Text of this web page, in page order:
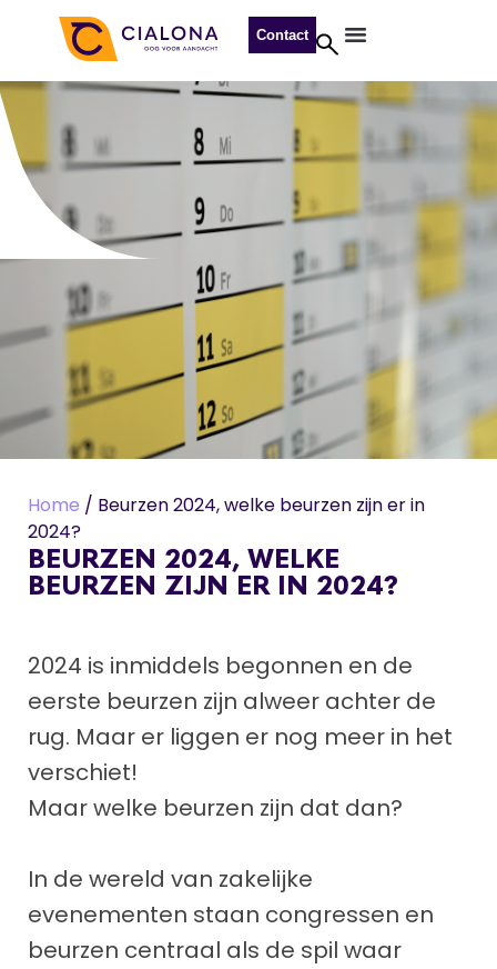
Contact
Home / Beurzen 2024, welke beurzen zijn er in
2024?
BEURZEN 2024, WELKE
BEURZEN ZIJN ER IN 2024?
2024 is inmiddels begonnen en de
eerste beurzen zijn alweer achter de
rug. Maar er liggen er nog meer in het
verschiet!
Maar welke beurzen zijn dat dan?
In de wereld van zakelijke
evenementen staan congressen en
beurzen centraal als de spil waar